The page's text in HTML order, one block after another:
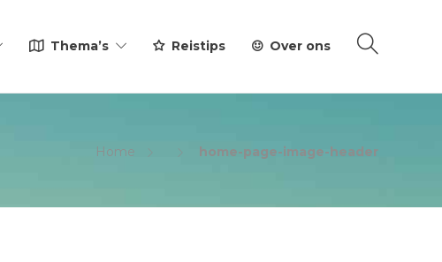
Thema’s Reistips Over ons
Home home-page-image-header